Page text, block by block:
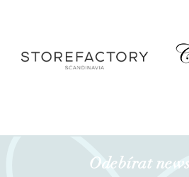
Odebírat